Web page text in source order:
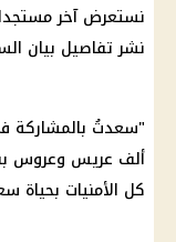
نستعرض آخر
نشر تفاصيل بيان
"سعدتُ بالمشاركة
ألف عريس وعروس
كل الأمنيات بحياة